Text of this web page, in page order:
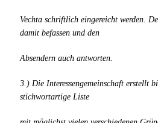
Vechta schriftlich eingereicht werden.
damit befassen und den
Absendern auch antworten.
3.) Die Interessengemeinschaft erstellt
stichwortartige Liste